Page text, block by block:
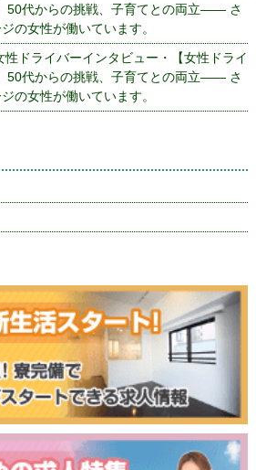
50代からの挑戦、子育てとの両立—— さ
の女性が働いています。
性ドライバーインタビュー・【女性ドライ
50代からの挑戦、子育てとの両立—— さ
の女性が働いています。